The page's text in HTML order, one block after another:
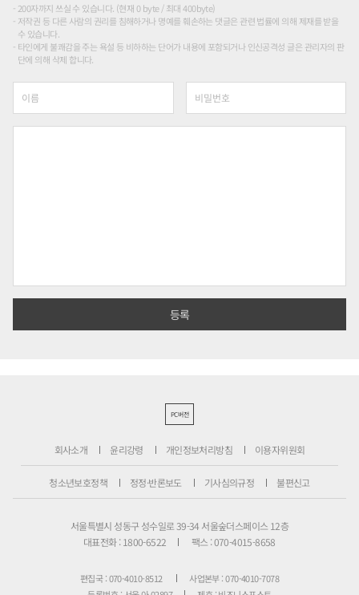
200자까지 쓰실 수 있습니다. (현재 0 byte / 최대 400byte)
저작권 등 다른 사람의 권리를 침해하거나 명예를 훼손하는 댓글은 관련 법률에 의해 제재를 받을
수 있습니다.
타인에게 불쾌감을 주는 욕설 등 비하하는 단어가 내용에 포함되거나 인신공격성 글은 관리자의 판
단에 의해 삭제 합니다.
PC버전
회사소개 윤리강령 개인정보처리방침 이용자위원회
청소년보호정책 정정·반론보도 기사심의규정 불편신고
서울특별시 성동구 성수일로 39-34 서울숲더스페이스 12층
대표전화 : 1800-6522
팩스 : 070-4015-8658
편집국 : 070-4010-8512
사업본부 : 070-4010-7078